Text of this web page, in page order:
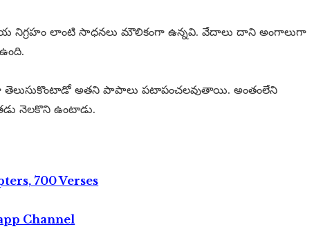
నిగ్రహం లాంటి సాధనలు మౌలికంగా ఉన్నవి. వేదాలు దాని అంగాలుగా
తెలుసుకొంటాడో అతని పాపాలు పటాపంచలవుతాయి. అంతంలేని
నెలకొని ఉంటాడు.
700 Verses
Channel